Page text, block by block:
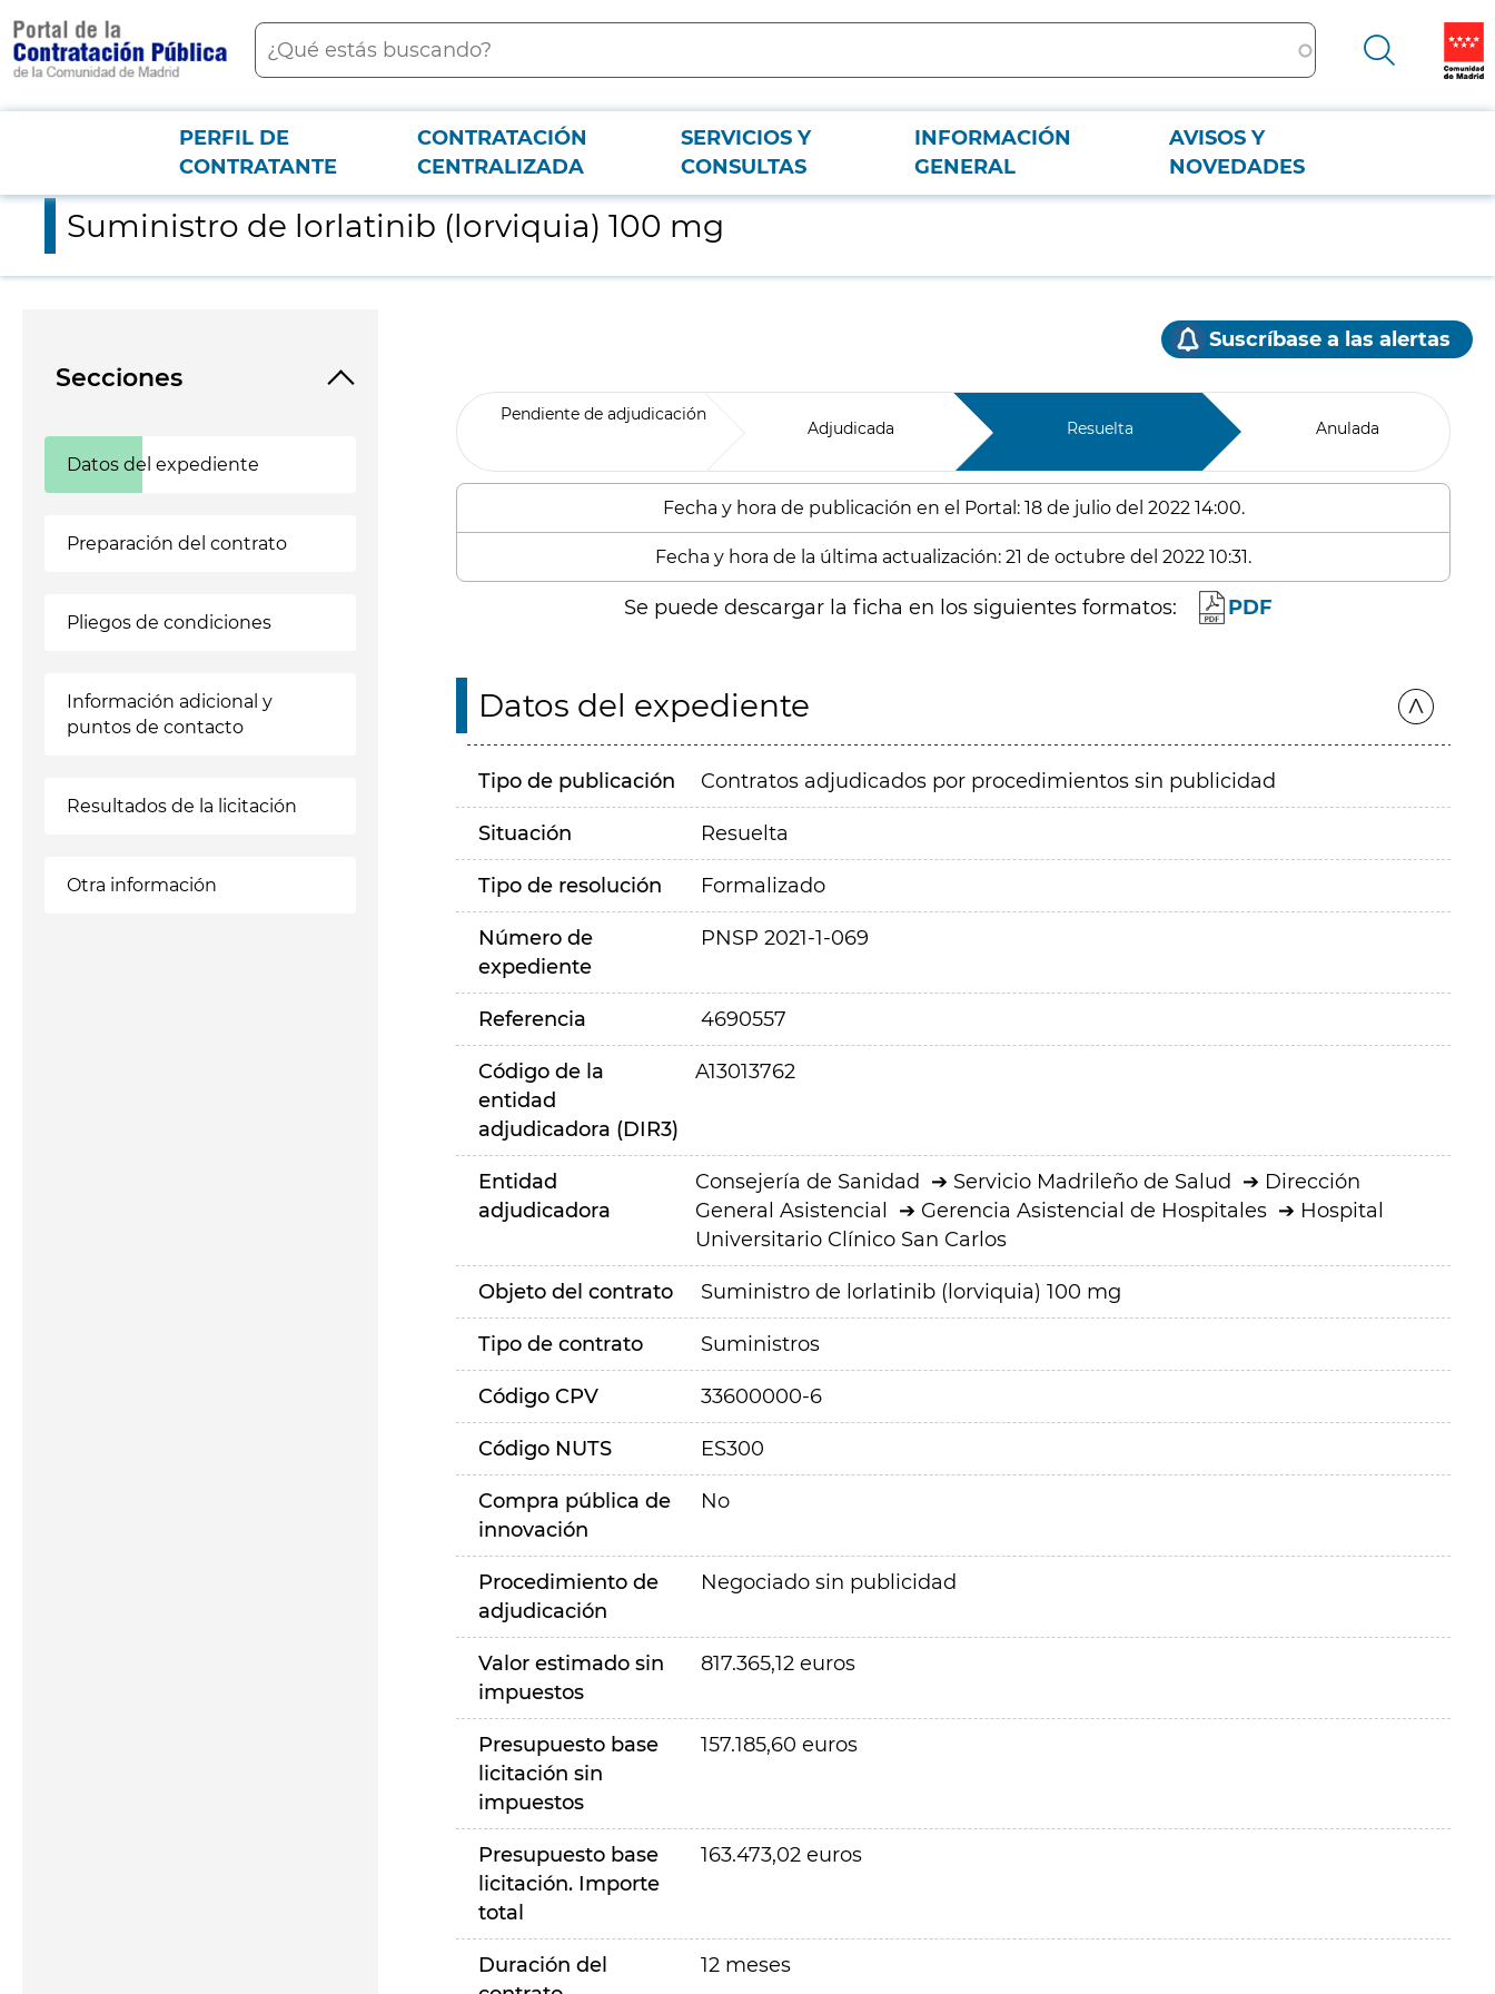
contenido
principal
Buscar
Menú PCON
PERFIL DE
CONTRATANTE
CONTRATACIÓN
CENTRALIZADA
SERVICIOS Y
CONSULTAS
INFORMACIÓN
GENERAL
AVISOS Y
NOVEDADES
Suministro de lorlatinib (lorviquia) 100 mg
Suministro de lorlatinib (lorviquia) 100 mg
Secciones
Datos del expediente
Preparación del contrato
Pliegos de condiciones
Información adicional y
puntos de contacto
Resultados de la licitación
Otra información
Suscríbase a las alertas
Pendiente de adjudicación
Adjudicada Resuelta Anulada
Fecha y hora de publicación en el Portal: 18 de julio del 2022 14:00.
Fecha y hora de la última actualización: 21 de octubre del 2022 10:31.
Se puede descargar la ficha en los siguientes formatos: PDF
Datos del expediente
Tipo de publicación Contratos adjudicados por procedimientos sin publicidad
Situación Resuelta
Tipo de resolución Formalizado
Número de
expediente
PNSP 2021-1-069
Referencia 4690557
Código de la
entidad
adjudicadora (DIR3)
A13013762
Entidad
adjudicadora
Consejería de Sanidad Servicio Madrileño de Salud
Dirección
General Asistencial
Gerencia Asistencial de Hospitales
Hospital
Universitario Clínico San Carlos
Objeto del contrato Suministro de lorlatinib (lorviquia) 100 mg
Tipo de contrato Suministros
Código CPV 33600000-6
Código NUTS ES300
Compra pública de
innovación
No
Procedimiento de
adjudicación
Negociado sin publicidad
Valor estimado sin
impuestos
817.365,12 euros
Presupuesto base
licitación sin
impuestos
157.185,60 euros
Presupuesto base
licitación. Importe
total
163.473,02 euros
Duración del
12 meses